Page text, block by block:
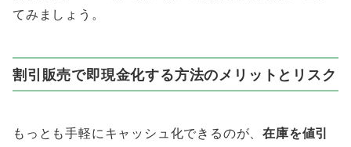
てみましょう。
割引販売で即現金化する方法のメリットとリスク
もっとも手軽にキャッシュ化できるのが、在庫を値引